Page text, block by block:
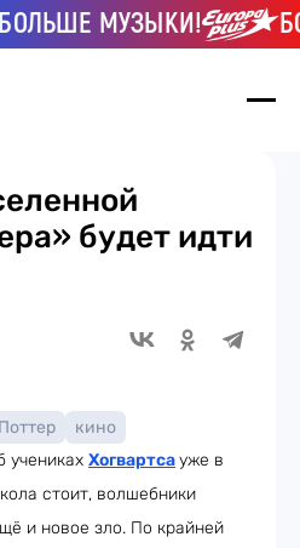
МУЗЫКИ!
будет идти
кино
учениках Хогвартсауже в
стоит, волшебники
и новое зло. По крайней